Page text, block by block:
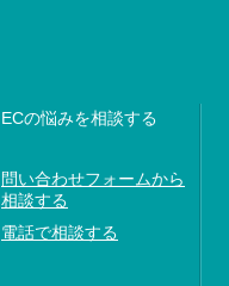
ECの悩みを相談する
問い合わせフォームから
相談する
電話で相談する